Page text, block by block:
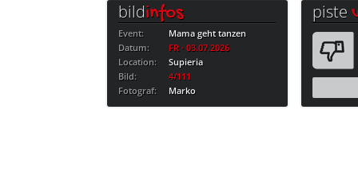
bildinfos
Event:
Mama geht tanzen
Datum:
FR · 03.07.2026
Location:
Supieria
Bild:
4/111
Fotograf:
Marko
piste